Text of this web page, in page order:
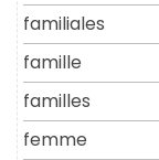
familiales
famille
familles
femme